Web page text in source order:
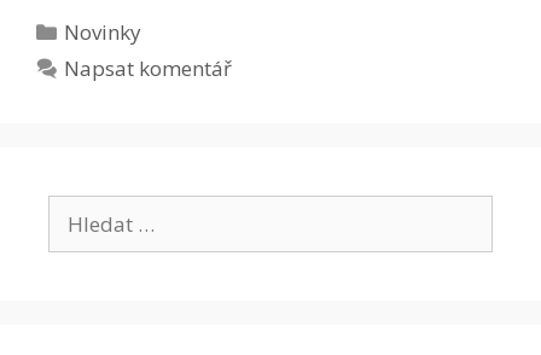
Rubriky
Novinky
Napsat komentář